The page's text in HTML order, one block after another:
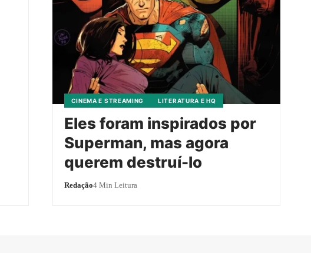
CINEMA E STREAMING LITERATURA E HQ
Eles foram inspirados por
Superman, mas agora
querem destruí-lo
Redação4 Min Leitura